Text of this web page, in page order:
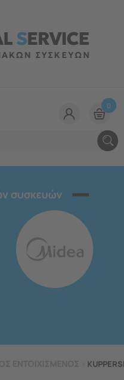
SERVICE
ΣΥΣΚΕΥΩΝ
0
συσκευών